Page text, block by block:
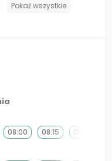
Pokaż wszystkie
08:00 08:15 08:30